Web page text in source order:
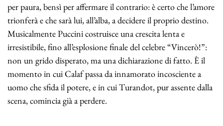
per paura, bensì per affermare il contrario: è certo che l’amore
trionferà e che sarà lui, all’alba, a decidere il proprio destino.
Musicalmente Puccini costruisce una crescita lenta e
irresistibile, fino all’esplosione finale del celebre “Vincerò!”:
non un grido disperato, ma una dichiarazione di fatto. È il
momento in cui Calaf passa da innamorato incosciente a
uomo che sfida il potere, e in cui Turandot, pur assente dalla
scena, comincia già a perdere.